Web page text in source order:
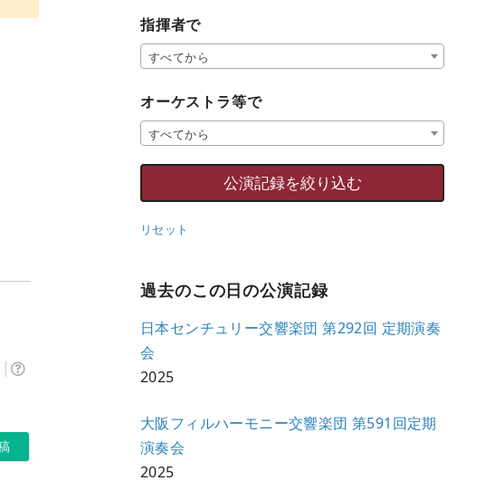
指揮者で
すべてから
オーケストラ等で
すべてから
リセット
過去のこの日の公演記録
日本センチュリー交響楽団 第292回 定期演奏
会
2025
大阪フィルハーモニー交響楽団 第591回定期
演奏会
2025